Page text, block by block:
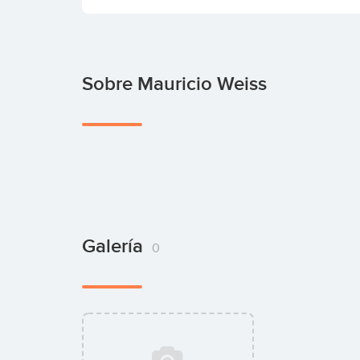
Sobre Mauricio Weiss
Galería 0